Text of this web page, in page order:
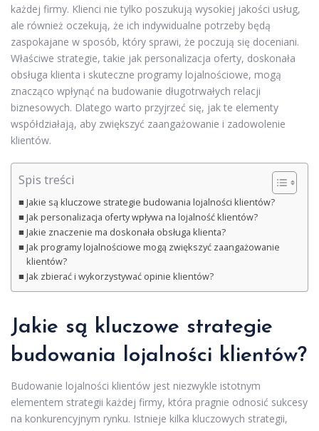
każdej firmy. Klienci nie tylko poszukują wysokiej jakości usług,
ale również oczekują, że ich indywidualne potrzeby będą
zaspokajane w sposób, który sprawi, że poczują się doceniani.
Właściwe strategie, takie jak personalizacja oferty, doskonała
obsługa klienta i skuteczne programy lojalnościowe, mogą
znacząco wpłynąć na budowanie długotrwałych relacji
biznesowych. Dlatego warto przyjrzeć się, jak te elementy
współdziałają, aby zwiększyć zaangażowanie i zadowolenie
klientów.
Spis treści
Jakie są kluczowe strategie budowania lojalności klientów?
Jak personalizacja oferty wpływa na lojalność klientów?
Jakie znaczenie ma doskonała obsługa klienta?
Jak programy lojalnościowe mogą zwiększyć zaangażowanie
klientów?
Jak zbierać i wykorzystywać opinie klientów?
Jakie są kluczowe strategie
budowania lojalności klientów?
Budowanie lojalności klientów jest niezwykle istotnym
elementem strategii każdej firmy, która pragnie odnosić sukcesy
na konkurencyjnym rynku. Istnieje kilka kluczowych strategii,